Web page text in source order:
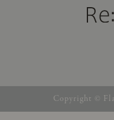
Copyright ©